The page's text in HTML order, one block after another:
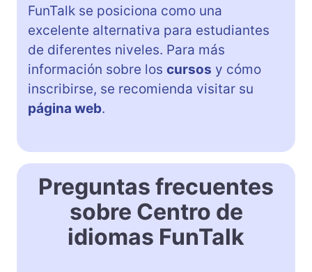
FunTalk se posiciona como una
excelente alternativa para estudiantes
de diferentes niveles. Para más
información sobre los cursos y cómo
inscribirse, se recomienda visitar su
página web.
Preguntas frecuentes
sobre Centro de
idiomas FunTalk